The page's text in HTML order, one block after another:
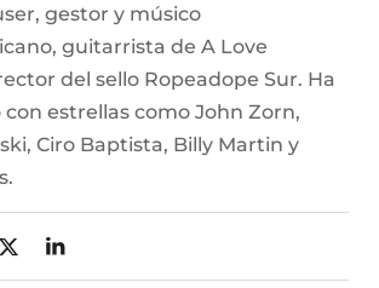
gestor y músico
guitarrista de A Love
del sello Ropeadope Sur. Ha
estrellas como John Zorn,
Ciro Baptista, Billy Martin y